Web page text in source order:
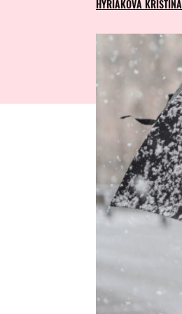
HYRIAKOVÁ KRISTÍNA